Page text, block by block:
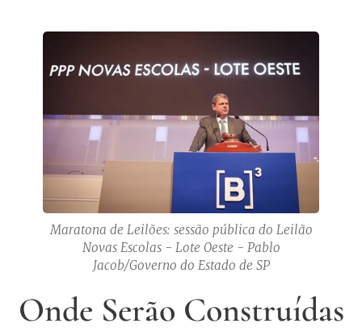
Maratona de Leilões: sessão pública do Leilão
Novas Escolas - Lote Oeste - Pablo
Jacob/Governo do Estado de SP
Onde Serão Construídas